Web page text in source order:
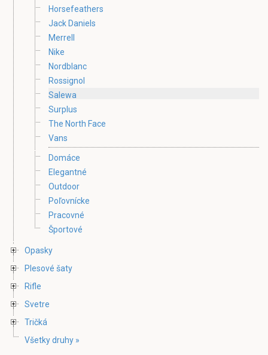
Horsefeathers
Jack Daniels
Merrell
Nike
Nordblanc
Rossignol
Salewa
Surplus
The North Face
Vans
Domáce
Elegantné
Outdoor
Poľovnícke
Pracovné
Športové
Opasky
Plesové šaty
Rifle
Svetre
Tričká
Všetky druhy »